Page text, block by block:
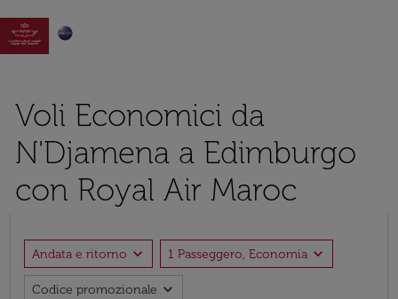

Voli Economici da
N'Djamena a Edimburgo
con Royal Air Maroc
Andata e ritorno expand_more 1 Passeggero, Economia expand_more
Codice promozionale expand_more